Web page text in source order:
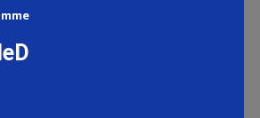
+ COLLAGEN, 90 CAPS